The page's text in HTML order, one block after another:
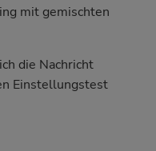
mit gemischten
die Nachricht
Einstellungstest